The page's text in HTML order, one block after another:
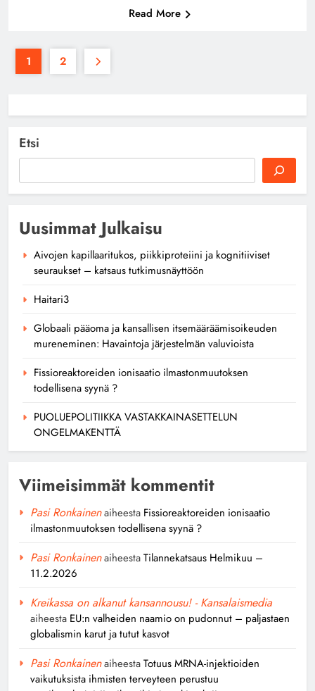
Read More
1 2
Etsi
Uusimmat Julkaisu
Aivojen kapillaaritukos, piikkiproteiini ja kognitiiviset
seuraukset – katsaus tutkimusnäyttöön
Haitari3
Globaali pääoma ja kansallisen itsemääräämisoikeuden
mureneminen: Havaintoja järjestelmän valuvioista
Fissioreaktoreiden ionisaatio ilmastonmuutoksen
todellisena syynä ?
PUOLUEPOLITIIKKA VASTAKKAINASETTELUN
ONGELMAKENTTÄ
Viimeisimmät kommentit
Pasi Ronkainenaiheesta Fissioreaktoreiden ionisaatio
ilmastonmuutoksen todellisena syynä ?
Pasi RonkainenaiheestaTilannekatsaus Helmikuu –
11.2.2026
Kreikassa on alkanut kansannousu! - Kansalaismedia
aiheesta EU:n valheiden naamio on pudonnut – paljastaen
globalismin karut ja tutut kasvot
Pasi RonkainenaiheestaTotuus MRNA-injektioiden
vaikutuksista ihmisten terveyteen perustuu